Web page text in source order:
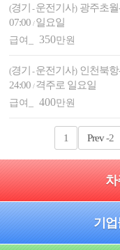
(경기 -운전기사) 광주초
07:00/ 일요일
급여_ 350만원
(경기 -운전기사) 인천북
24:00/ 격주로 일요일
급여_400만원
1 Prev-2
차
기